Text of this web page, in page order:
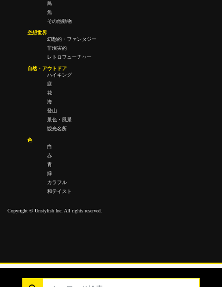
鳥
魚
その他動物
空想世界
幻想的・ファンタジー
非現実的
レトロフューチャー
自然・アウトドア
ハイキング
庭
花
海
登山
景色・風景
観光名所
色
白
赤
青
緑
カラフル
和テイスト
Copyright © Unstylish Inc. All rights reserved.